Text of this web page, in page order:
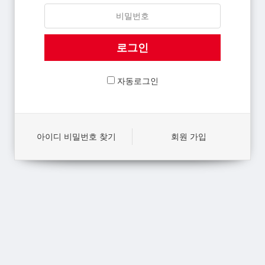
자동로그인
아이디 비밀번호 찾기 회원 가입